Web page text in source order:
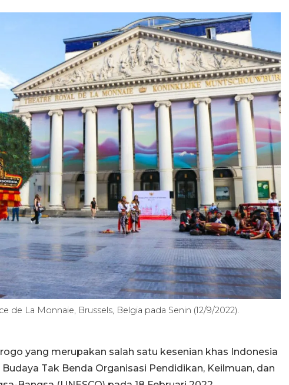
de La Monnaie, Brussels, Belgia pada Senin (12/9/2022).
yang merupakan salah satu kesenian khas Indonesia
Tak Benda Organisasi Pendidikan, Keilmuan, dan